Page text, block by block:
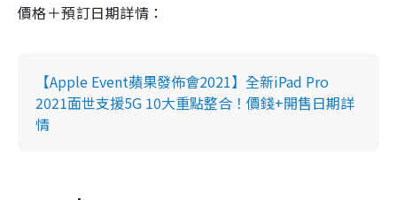
價格＋預訂日期詳情：
【Apple Event蘋果發佈會2021】全新iPad Pro
2021面世支援5G 10大重點整合！價錢+開售日期詳
情